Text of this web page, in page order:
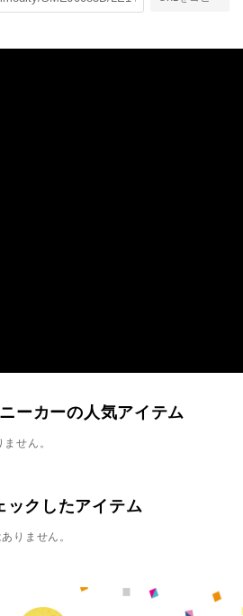
ーカーの人気アイテム
せん。
ックしたアイテム
りません。